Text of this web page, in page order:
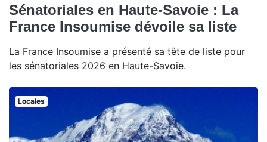
Sénatoriales en Haute-Savoie : La
France Insoumise dévoile sa liste
La France Insoumise a présenté sa tête de liste pour
les sénatoriales 2026 en Haute-Savoie.
Locales